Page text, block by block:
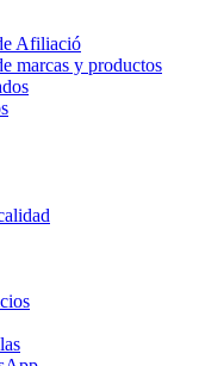
Afiliació
marcas y productos